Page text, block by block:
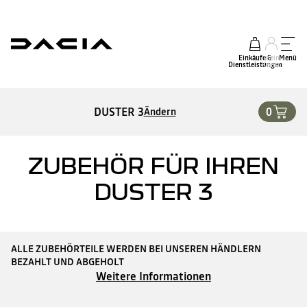
Einkäufe &
Dienstleistungen
mein
Konto
Menü
DUSTER 3Ändern 0
ZUBEHÖR FÜR IHREN
DUSTER 3
ALLE ZUBEHÖRTEILE WERDEN BEI UNSEREN HÄNDLERN
BEZAHLT UND ABGEHOLT
Weitere Informationen